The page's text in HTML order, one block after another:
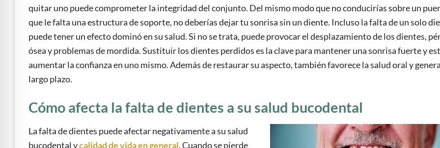
quitar uno puede comprometer la integridad del conjunto. Del mismo modo que no conducirías sobre un
que le falta una estructura de soporte, no deberías dejar tu sonrisa sin un diente. Incluso la falta de un solo
puede tener un efecto dominó en su salud. Si no se trata, puede provocar el desplazamiento de los dientes,
ósea y problemas de mordida. Sustituir los dientes perdidos es la clave para mantener una sonrisa fuerte y
aumentar la confianza en uno mismo. Además de restaurar su aspecto, también favorece la salud oral y
largo plazo.
Cómo afecta la falta de dientes a su salud bucodental
La falta de dientes puede afectar negativamente a su salud
bucodental ycalidad de vida en general. Cuando se pierde
Friendly Mode
Mode
Safe Mode